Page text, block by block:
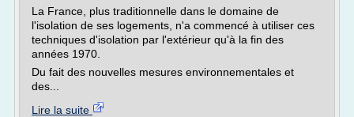
La France, plus traditionnelle dans le domaine de
l'isolation de ses logements, n'a commencé à utiliser ces
techniques d'isolation par l'extérieur qu'à la fin des
années 1970.
Du fait des nouvelles mesures environnementales et
des...
Lire la suite